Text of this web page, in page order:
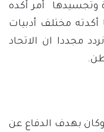
وتجسيدها أمر أكده
مختلف أدبيات
مجددا ان الاتحاد
وكان بهدف الدفاع عن